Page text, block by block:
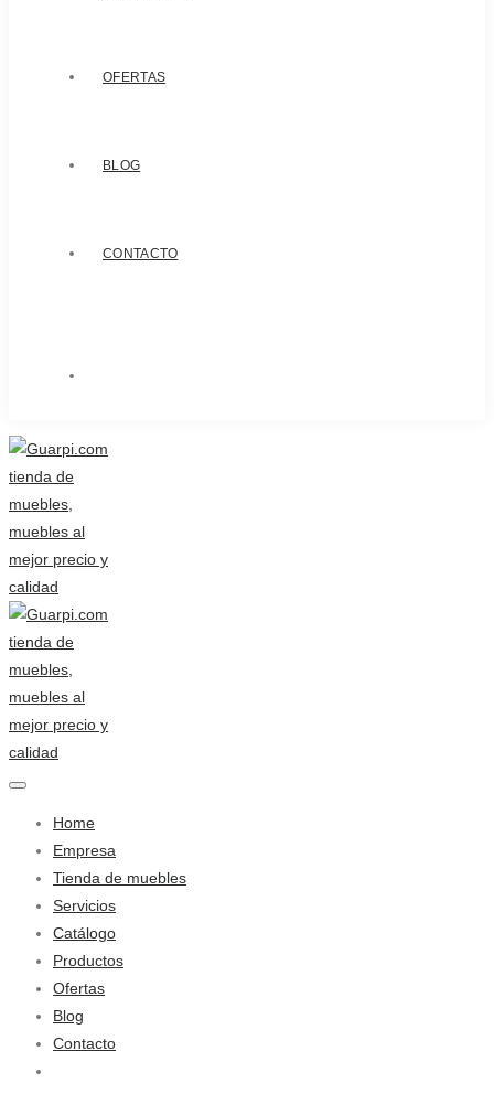
OFERTAS
BLOG
CONTACTO
Home
Empresa
Tienda de muebles
Servicios
Catálogo
Productos
Ofertas
Blog
Contacto